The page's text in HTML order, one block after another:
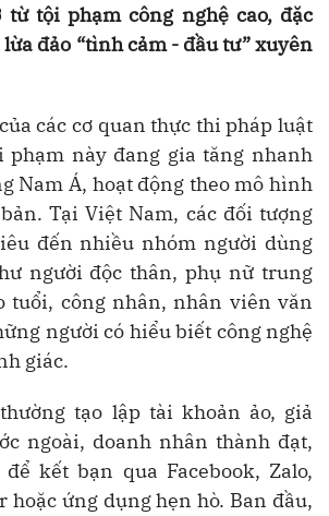
từ tội phạm công nghệ cao, đặc
đảo “tình cảm - đầu tư” xuyên
các cơ quan thực thi pháp luật
phạm này đang gia tăng nhanh
Nam Á, hoạt động theo mô hình
Tại Việt Nam, các đối tượng
đến nhiều nhóm người dùng
người độc thân, phụ nữ trung
tuổi, công nhân, nhân viên văn
người có hiểu biết công nghệ
giác.
tạo lập tài khoản ảo, giả
ngoài, doanh nhân thành đạt,
kết bạn qua Facebook, Zalo,
hoặc ứng dụng hẹn hò. Ban đầu,